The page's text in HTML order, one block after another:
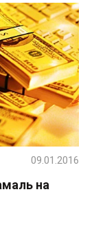
на
09.01.2016